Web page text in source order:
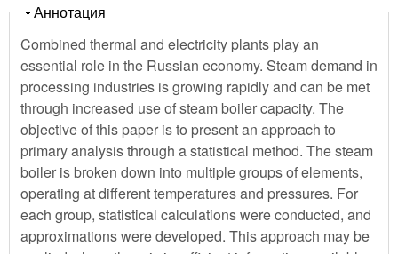
Скрыть
Аннотация
Combined thermal and electricity plants play an
essential role in the Russian economy. Steam demand in
processing industries is growing rapidly and can be met
through increased use of steam boiler capacity. The
objective of this paper is to present an approach to
primary analysis through a statistical method. The steam
boiler is broken down into multiple groups of elements,
operating at different temperatures and pressures. For
each group, statistical calculations were conducted, and
approximations were developed. This approach may be